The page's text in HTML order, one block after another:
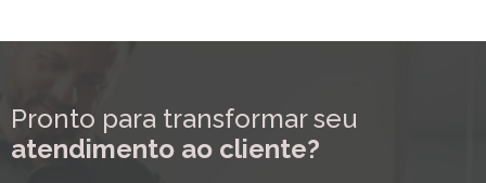
Pronto para transformar seu
atendimento ao cliente?